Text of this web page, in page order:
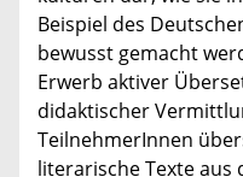
Beispiel des
bewusst gemacht
Erwerb aktiver
didaktischer
TeilnehmerInnen
literarische Texte aus